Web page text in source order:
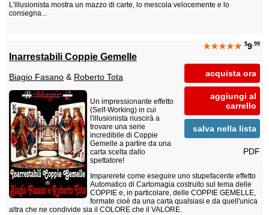
L'illusionista mostra un mazzo di carte, lo mescola velocemente e lo
consegna...
★★★★★ $9.99
acquista ora
aggiungi al
carrello
salva nella lista
PDF
Inarrestabili Coppie Gemelle
Biagio Fasano & Roberto Tota
Un impressionante effetto
(Self-Working) in cui
l'illusionista riuscirà a
trovare una serie
incredibile di Coppie
Gemelle a partire da una
carta scelta dallo
spettatore!
Imparerete come eseguire uno stupefacente effetto
Automatico di Cartomagia costruito sul tema delle
COPPIE e, in particolare, delle COPPIE GEMELLE,
formate cioè da una carta qualsiasi e da quell'unica
altra che ne condivide sia il COLORE che il VALORE.